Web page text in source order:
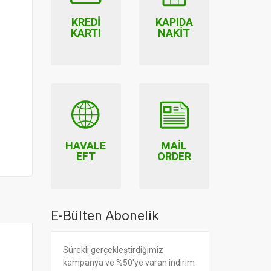
KREDI
KARTI
KAPIDA
NAKIT
HAVALE
EFT
MAIL
ORDER
E-Bülten Abonelik
Sürekli gerçekleştirdiğimiz
kampanya ve %50'ye varan indirim